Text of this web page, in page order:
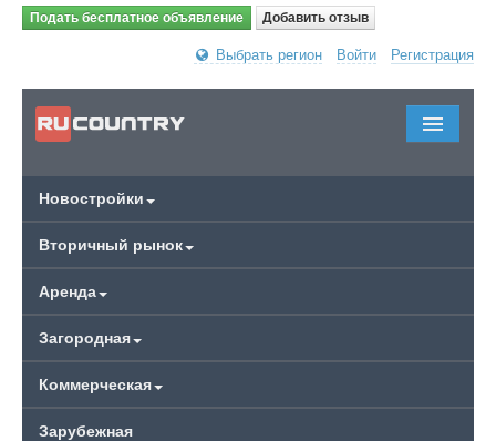
Подать бесплатное объявление Добавить отзыв
Выбрать регион Войти Регистрация
Новостройки
Вторичный рынок
Аренда
Загородная
Коммерческая
Зарубежная